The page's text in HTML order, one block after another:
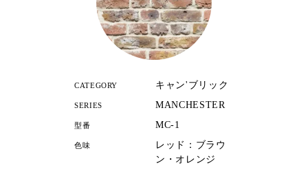
CATEGORY キャン'ブリック
SERIES MANCHESTER
型番 MC-1
色味
レッド：ブラウ
ン・オレンジ